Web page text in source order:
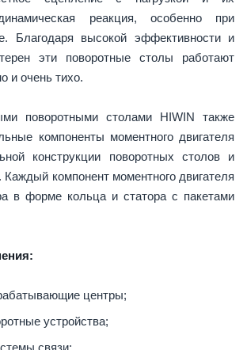
реакция, особенно при
Благодаря высокой эффективности и
эти поворотные столы работают
и очень тихо.
поворотными столами HIWIN также
компоненты моментного двигателя
конструкции поворотных столов и
Каждый компонент моментного двигателя
в форме кольца и статора с пакетами
центры;
устройства;
связи;